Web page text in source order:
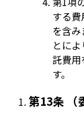
する
を含
とに
託費用
す。
第13条 （